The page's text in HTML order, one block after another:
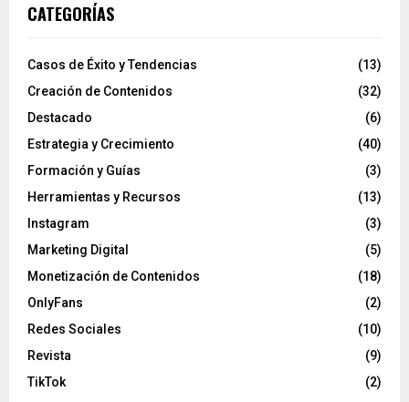
CATEGORÍAS
Casos de Éxito y Tendencias
(13)
Creación de Contenidos
(32)
Destacado
(6)
Estrategia y Crecimiento
(40)
Formación y Guías
(3)
Herramientas y Recursos
(13)
Instagram
(3)
Marketing Digital
(5)
Monetización de Contenidos
(18)
OnlyFans
(2)
Redes Sociales
(10)
Revista
(9)
TikTok
(2)